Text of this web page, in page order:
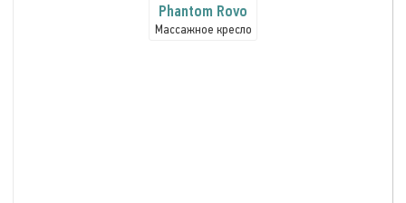
Phantom Rovo
Массажное кресло